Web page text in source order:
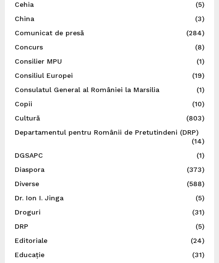
Cehia
(5)
China
(3)
Comunicat de presă
(284)
Concurs
(8)
Consilier MPU
(1)
Consiliul Europei
(19)
Consulatul General al României la Marsilia
(1)
Copii
(10)
Cultură
(803)
Departamentul pentru Românii de Pretutindeni (DRP)
(14)
DGSAPC
(1)
Diaspora
(373)
Diverse
(588)
Dr. Ion I. Jinga
(5)
Droguri
(31)
DRP
(5)
Editoriale
(24)
Educație
(31)